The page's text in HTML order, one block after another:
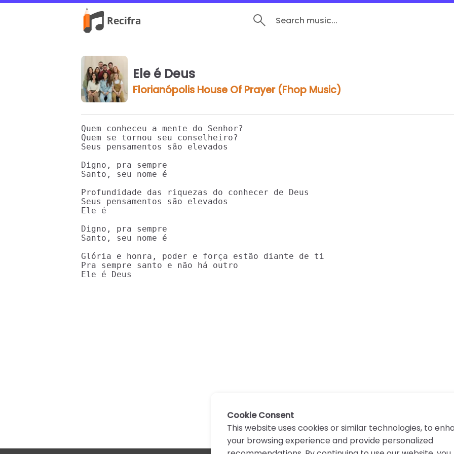
Search music...
Ele é Deus
Florianópolis House Of Prayer (Fhop Music)
Quem conheceu a mente do Senhor?
Quem se tornou seu conselheiro?
Seus pensamentos são elevados
Digno, pra sempre
Santo, seu nome é
Profundidade das riquezas do conhecer de Deus
Seus pensamentos são elevados
Ele é
Digno, pra sempre
Santo, seu nome é
Glória e honra, poder e força estão diante de ti
Pra sempre santo e não há outro
Ele é Deus
Cookie Consent
This website uses cookies or similar technologies, to
your browsing experience and provide personalized